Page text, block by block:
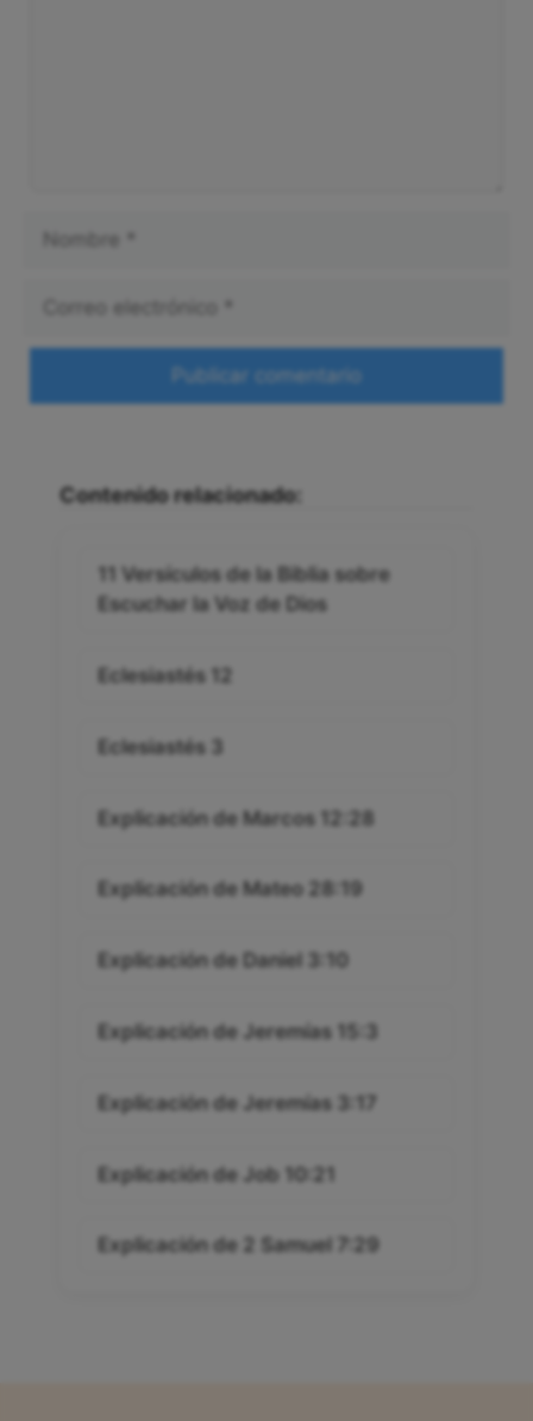
Contenido relacionado:
11 Versículos de la Biblia sobre
Escuchar la Voz de Dios
Eclesiastés 12
Eclesiastés 3
Explicación de Marcos 12:28
Explicación de Mateo 28:19
Explicación de Daniel 3:10
Explicación de Jeremías 15:3
Explicación de Jeremías 3:17
Explicación de Job 10:21
Explicación de 2 Samuel 7:29